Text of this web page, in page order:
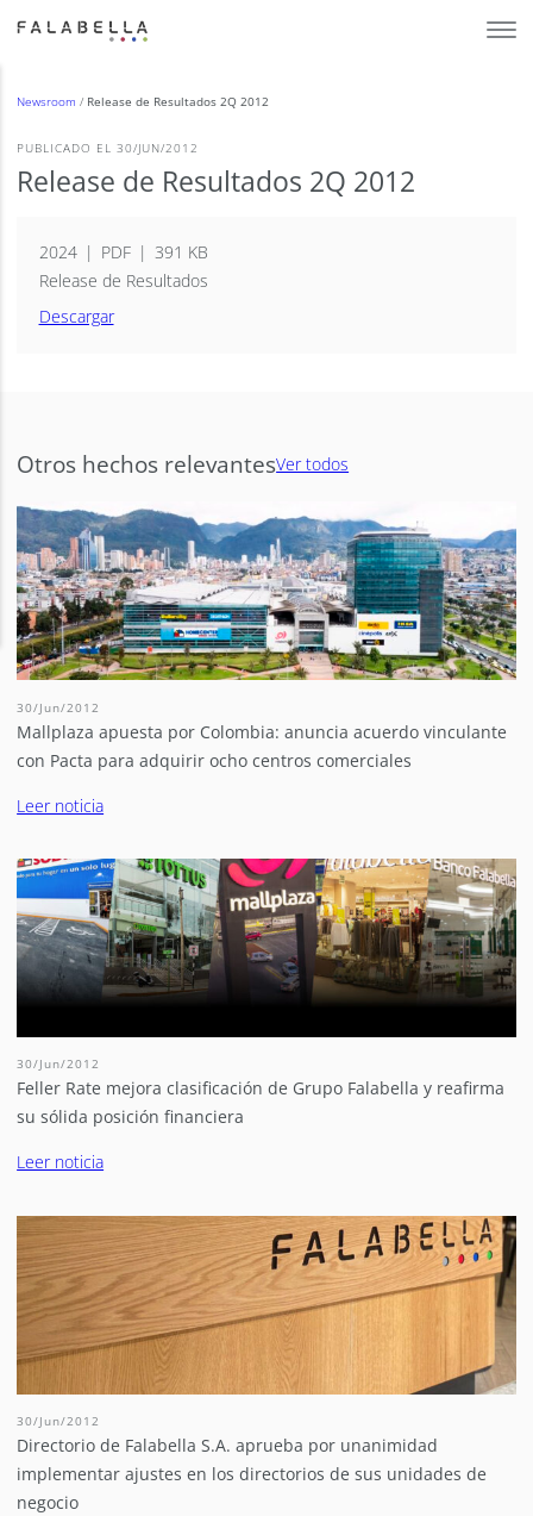
Newsroom/ Release de Resultados 2Q 2012
PUBLICADO EL 30/JUN/2012
Release de Resultados 2Q 2012
2024 PDF
391 KB
Release de Resultados
Descargar
Otros hechos relevantesVer todos
30/Jun/2012
Mallplaza apuesta por Colombia: anuncia acuerdo vinculante
con Pacta para adquirir ocho centros comerciales
Leer noticia
30/Jun/2012
Feller Rate mejora clasificación de Grupo Falabella y reafirma
su sólida posición financiera
Leer noticia
30/Jun/2012
Directorio de Falabella S.A. aprueba por unanimidad
implementar ajustes en los directorios de sus unidades de
negocio